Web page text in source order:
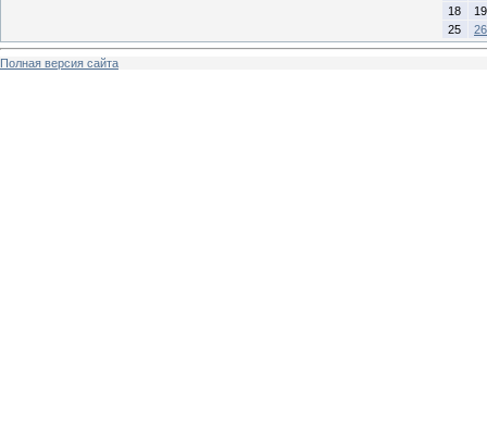
18
19
25
26
Полная версия сайта